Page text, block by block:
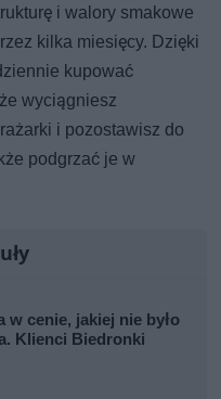
i walory smakowe
kilka miesięcy. Dzięki
kupować
wyciągniesz
i pozostawisz do
podgrzać je w
w cenie, jakiej nie było
Klienci Biedronki